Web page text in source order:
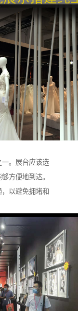
。展台应该选
方便地到达。
以避免拥堵和